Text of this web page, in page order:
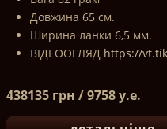
Довжина 65 см.
Ширина ланки 6,5 мм.
ВІДЕООГЛЯД https://
438135 грн / 9758 у.е.